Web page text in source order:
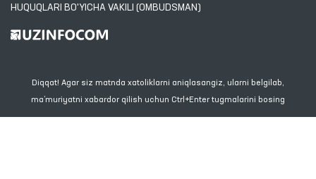
HUQUQLARI BO'YICHA VAKILI (OMBUDSMAN)
Diqqat! Agar siz matnda xatoliklarni aniqlasangiz, ularni belgilab,
ma’muriyatni xabardor qilish uchun Ctrl+Enter tugmalarini bosing